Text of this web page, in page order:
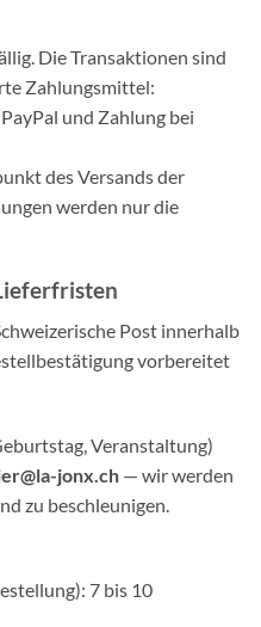
Die Transaktionen sind
Zahlungsmittel:
und Zahlung bei
des Versands der
werden nur die
Post innerhalb
vorbereitet
Veranstaltung)
jonx.ch — wir werden
zu beschleunigen.
7 bis 10